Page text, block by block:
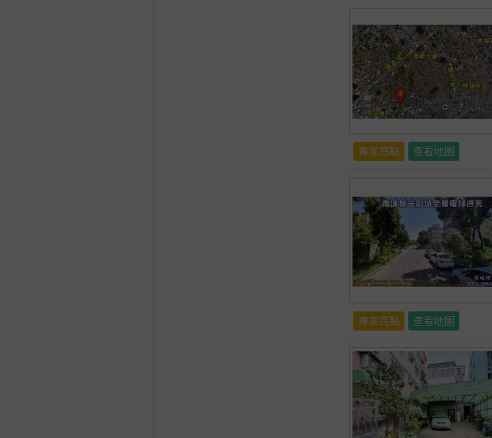
專家亮點 查看地圖
專家亮點 查看地圖